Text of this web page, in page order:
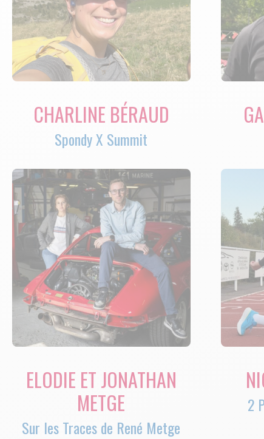
CHARLINE BÉRAUD
Spondy X Summit
ELODIE ET JONATHAN
METGE
Sur les Traces de René Metge
2